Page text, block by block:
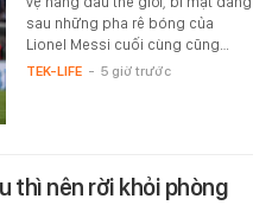
sau những pha rê bóng của
Lionel Messi cuối cùng cũng…
TEK-LIFE - 5 giờ trước
thì nên rời khỏi phòng